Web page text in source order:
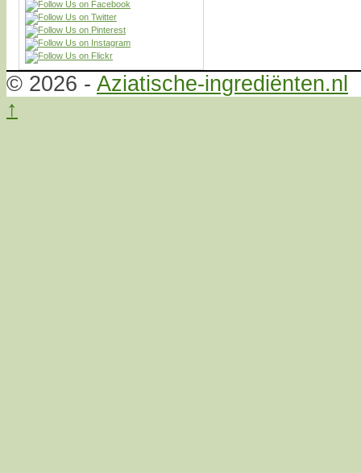
© 2026 - Aziatische-ingrediënten.nl
↑